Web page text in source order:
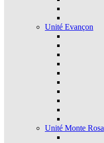
Unité Evançon
Unité Monte Rosa